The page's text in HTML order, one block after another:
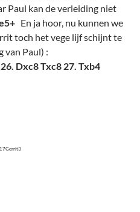
Paul kan de verleiding niet
En ja hoor, nu kunnen we
toch het vege lijf schijnt te
van Paul) :
Dxc8 Txc8 27. Txb4
zijn van het bord) en –